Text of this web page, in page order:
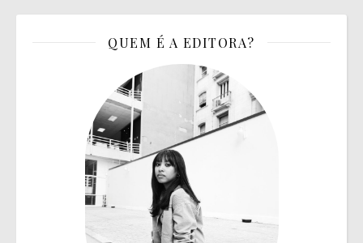
QUEM É A EDITORA?